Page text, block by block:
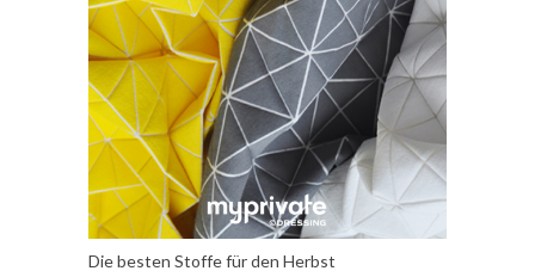
Die besten Stoffe für den Herbst